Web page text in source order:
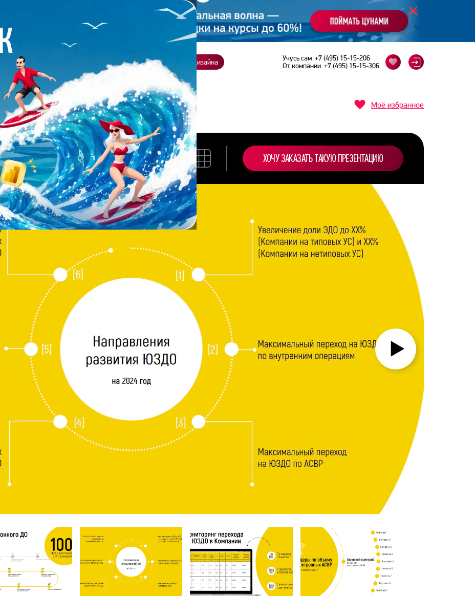
Заказать презентацию Студия дизайна Учусь сам +7 (495) 15-15-206
От компании +7 (495) 15-15-306
И.
ДАРЬЯ И. Моё избранное
ХОЧУ ЗАКАЗАТЬ ТАКУЮ ПРЕЗЕНТАЦИЮ